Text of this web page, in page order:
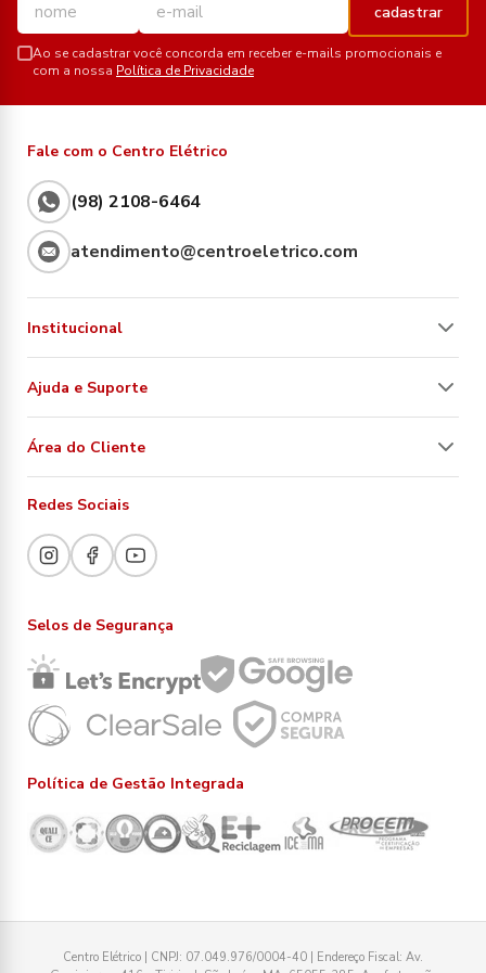
cadastrar
Ao se cadastrar você concorda em receber e-mails promocionais e
com a nossa Política de Privacidade
Fale com o Centro Elétrico
(98) 2108-6464
atendimento@centroeletrico.com
Institucional
Ajuda e Suporte
Área do Cliente
Redes Sociais
Selos de Segurança
Política de Gestão Integrada
Centro Elétrico | CNPJ: 07.049.976/0004-40 | Endereço Fiscal: Av.